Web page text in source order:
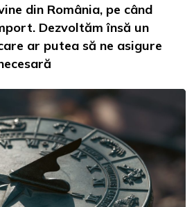
din România, pe când
Dezvoltăm însă un
ar putea să ne asigure